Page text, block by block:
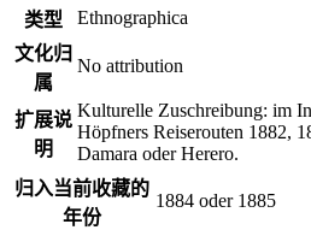
类型
Ethnographica
文化归
属
No attribution
扩展说
明
Kulturelle Zuschreibung: im
Höpfners Reiserouten 1882,
Damara oder Herero.
归入当前收藏的
年份
1884 oder 1885